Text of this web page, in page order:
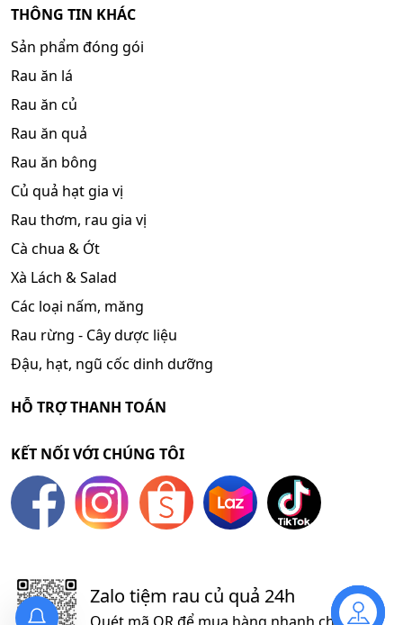
THÔNG TIN KHÁC
Sản phẩm đóng gói
Rau ăn lá
Rau ăn củ
Rau ăn quả
Rau ăn bông
Củ quả hạt gia vị
Rau thơm, rau gia vị
Cà chua & Ớt
Xà Lách & Salad
Các loại nấm, măng
Rau rừng - Cây dược liệu
Đậu, hạt, ngũ cốc dinh dưỡng
HỖ TRỢ THANH TOÁN
KẾT NỐI VỚI CHÚNG TÔI
Zalo tiệm rau củ quả 24h
Liên hệ